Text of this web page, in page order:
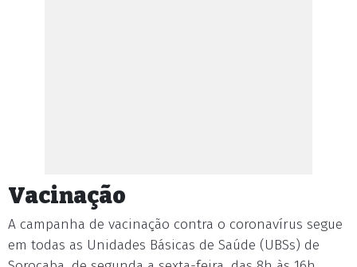
Vacinação
A campanha de vacinação contra o coronavírus segue
em todas as Unidades Básicas de Saúde (UBSs) de